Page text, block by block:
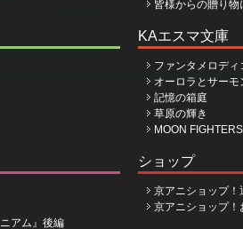
皆様からの贈り
KAエスマ文庫
ファンタメロデ
オーロラとサーモ
記憶の箱庭
草原の輝き
MOON
アム』後編
ショップ
京アニショップ！
京アニショップ！